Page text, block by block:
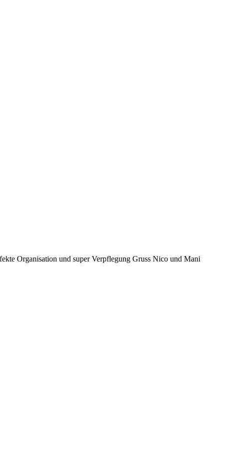
Organisation und super Verpflegung Gruss Nico und Mani